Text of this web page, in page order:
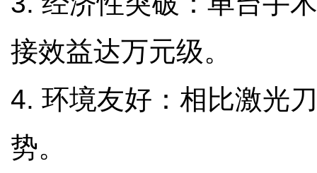
接效益达万元级。
4. 环境友好：相比激光
势。